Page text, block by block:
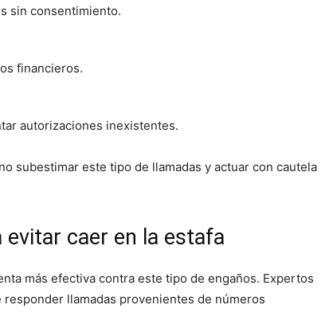
sin consentimiento.
financieros.
autorizaciones inexistentes.
subestimar este tipo de llamadas y actuar con cautela
evitar caer en la estafa
más efectiva contra este tipo de engaños. Expertos
llamadas provenientes de números